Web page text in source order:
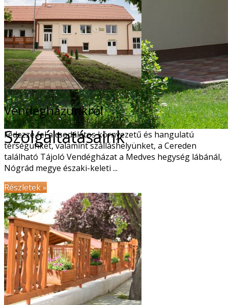
Legyen a vendégünk!
Pihenni szeretne? Élvezze a természet kínálta
mérhetetlen nyugalmat. Kényelméről mi gondoskodunk!
Szolgáltatásaink
Bográcsozástól túrázásig, kerékpárkölcsönzéstől
Vendégházunkról
Vendégházunkról
Fedezze fel a csodálatos környezetű és hangulatú
térségünket, valamint szálláshelyünket, a Cereden
található Tájoló Vendégházat a Medves hegység lábánál,
Nógrád megye északi-keleti ...
Részletek »